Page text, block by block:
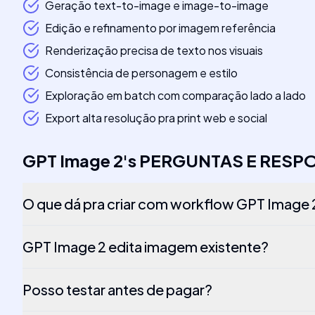
Geração text-to-image e image-to-image
Edição e refinamento por imagem referência
Renderização precisa de texto nos visuais
Consistência de personagem e estilo
Exploração em batch com comparação lado a lado
Export alta resolução pra print web e social
GPT Image 2's PERGUNTAS E
O que dá pra criar com workflow GPT Image
GPT Image 2 edita imagem existente?
Posso testar antes de pagar?